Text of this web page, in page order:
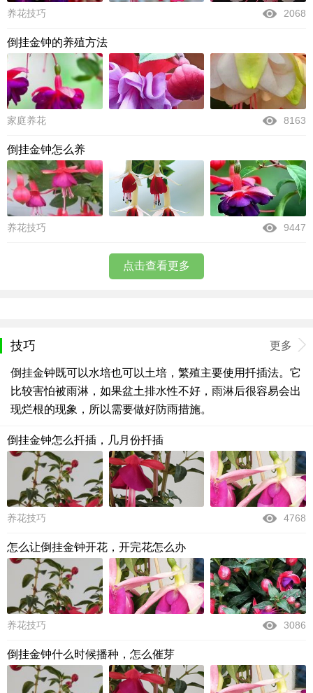
养花技巧 2068
倒挂金钟的养殖方法
家庭养花 8163
倒挂金钟怎么养
养花技巧 9447
点击查看更多
技巧 更多
倒挂金钟既可以水培也可以土培，繁殖主要使用扦插法。它
比较害怕被雨淋，如果盆土排水性不好，雨淋后很容易会出
现烂根的现象，所以需要做好防雨措施。
倒挂金钟怎么扦插，几月份扦插
养花技巧 4768
怎么让倒挂金钟开花，开完花怎么办
养花技巧 3086
倒挂金钟什么时候播种，怎么催芽